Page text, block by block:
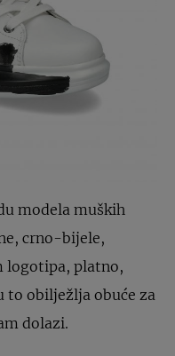
modela muških
crno-bijele,
logotipa, platno,
to obilježlja obuće za
dolazi.